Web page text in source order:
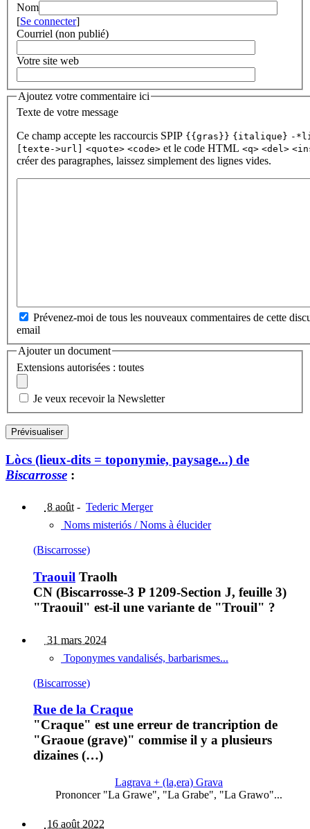
Nom
[Se connecter]
Courriel (non publié)
Votre site web
Ajoutez votre commentaire ici
Texte de votre message
Ce champ accepte les raccourcis SPIP {{gras}} {italique} -
[texte->url]
<quote> <code> et le code HTML <q> <del>
créer des paragraphes, laissez simplement des lignes vides.
Prévenez-moi de tous les nouveaux commentaires de cette
email
Ajouter un document
Extensions autorisées : toutes
Je veux recevoir la Newsletter
Lòcs (lieux-dits = toponymie, paysage...) de
Biscarrosse :
8 août - Tederic Merger
Noms misteriós / Noms à élucider
(Biscarrosse)
Traouil Traolh
CN (Biscarrosse-3 P 1209-Section J, feuille 3)
"Traouil" est-il une variante de "Trouil" ?
31 mars 2024
Toponymes vandalisés, barbarismes...
(Biscarrosse)
Rue de la Craque
"Craque" est une erreur de trancription de
"Graoue (grave)" commise il y a plusieurs
dizaines (…)
Lagrava + (la,era) Grava
Prononcer "La Grawe", "La Grabe", "La Grawo"...
16 août 2022